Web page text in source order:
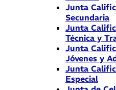
Junta
Secundaria
Junta
Técnica y
Junta
Jóvenes y
Junta
Especial